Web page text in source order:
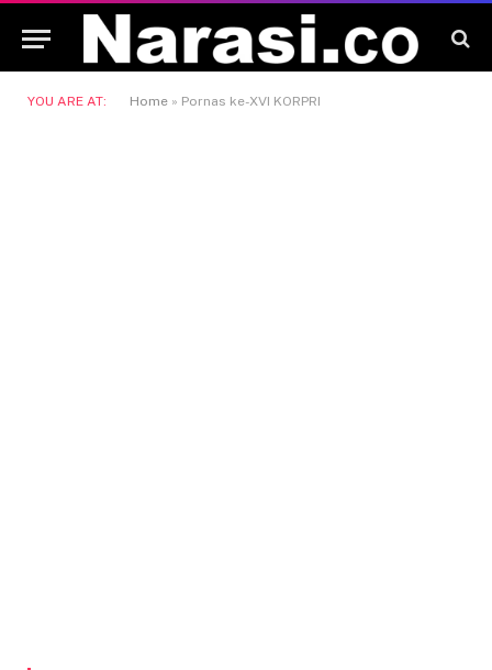
YOU ARE AT: Home » Pornas ke-XVI KORPRI